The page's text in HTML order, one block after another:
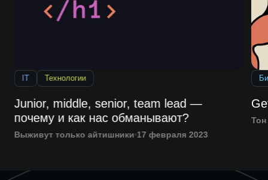
IT Технологии
Junior, middle, senior, team lead —
почему и как нас обманывают?
Выживут только айтишники 17 февраля 2023